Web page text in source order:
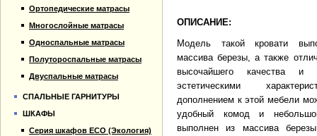
ОПИСАНИЕ:
Модель такой кровати
массива березы, а также
высочайшего качества и
эстетическими
дополнением к этой мебели
удобный комод и
выполнен из массива
Ортопедические матрасы
Многослойные матрасы
Односпальные матрасы
Полутороспальные матрасы
Двуспальные матрасы
СПАЛЬНЫЕ ГАРНИТУРЫ
ШКАФЫ
Серия шкафов ECO (Экология)